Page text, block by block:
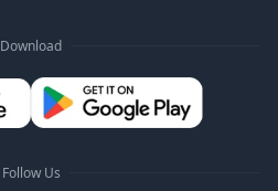
Download
Follow Us